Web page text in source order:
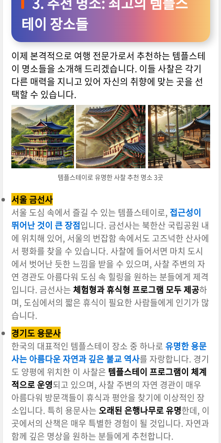
테이 장소들
이제 본격적으로 여행 전문가로서 추천하는 템플스테
이 명소들을 소개해 드리겠습니다. 이들 사찰은 각기
다른 매력을 지니고 있어 자신의 취향에 맞는 곳을 선
택할 수 있습니다.
템플스테이로 유명한 사찰 추천 명소 3곳
서울 금선사
서울 도심 속에서 즐길 수 있는 템플스테이로, 접근성이
뛰어난 것이 큰 장점입니다. 금선사는 북한산 국립공원 내
에 위치해 있어, 서울의 번잡함 속에서도 고즈넉한 산사에
서 평화를 찾을 수 있습니다. 사찰에 들어서면 마치 도시
에서 벗어난 듯한 느낌을 받을 수 있으며, 사찰 주변의 자
연 경관도 아름다워 도심 속 힐링을 원하는 분들에게 제격
입니다. 금선사는 체험형과 휴식형 프로그램 모두 제공하
며, 도심에서의 짧은 휴식이 필요한 사람들에게 인기가 많
습니다.
경기도 용문사
한국의 대표적인 템플스테이 장소 중 하나로 유명한 용문
사는 아름다운 자연과 깊은 불교 역사를 자랑합니다. 경기
도 양평에 위치한 이 사찰은 템플스테이 프로그램이 체계
적으로 운영되고 있으며, 사찰 주변의 자연 경관이 매우
아름다워 방문객들이 휴식과 평안을 찾기에 이상적인 장
소입니다. 특히 용문사는 오래된 은행나무로 유명한데, 이
곳에서의 산책은 매우 특별한 경험이 될 것입니다. 자연과
함께 깊은 명상을 원하는 분들에게 추천합니다.